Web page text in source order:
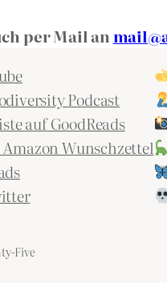
per Mail an
Podcast
auf GoodReads
Wunschzettel
Five